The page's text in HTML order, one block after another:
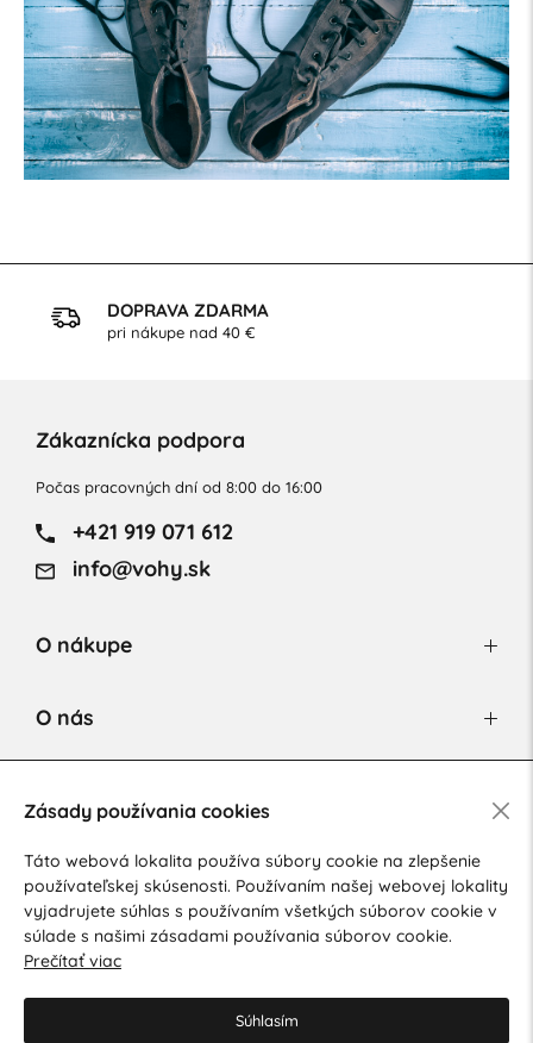
DOPRAVA ZDARMA
pri nákupe nad 40 €
Zákaznícka podpora
Počas pracovných dní od 8:00 do 16:00
+421 919 071 612
info@vohy.sk
O nákupe
O nás
Súhlasím so spracovaním osobných údajov pre marketingové
účely.Zásady ochrany osobných údajov.
Zásady používania cookies
Táto webová lokalita používa súbory cookie na zlepšenie
používateľskej skúsenosti. Používaním našej webovej lokality
vyjadrujete súhlas s používaním všetkých súborov cookie v
súlade s našimi zásadami používania súborov cookie.
Prečítať viac
Súhlasím